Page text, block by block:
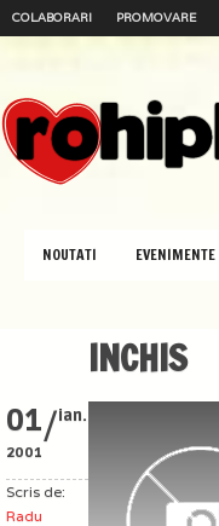
COLABORARI PROMOVARE
NOUTATI EVENIMENTE
INCHIS
01/ian.
2001
Scris de:
Radu